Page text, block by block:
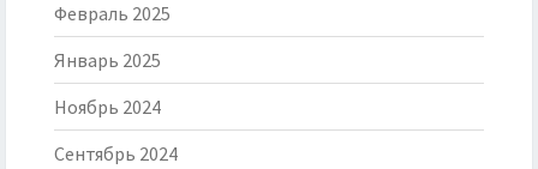
Февраль 2025
Январь 2025
Ноябрь 2024
Сентябрь 2024